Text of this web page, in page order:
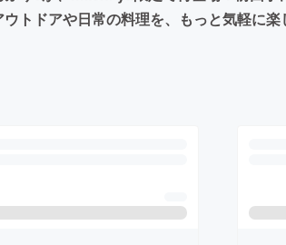
トドアや日常の料理を、もっと気軽に楽